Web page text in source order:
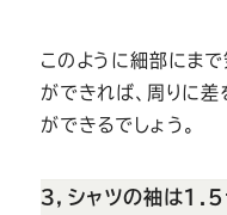
このように細部にま
ができれば、周りに
ができるでしょう。
３，シャツの袖は